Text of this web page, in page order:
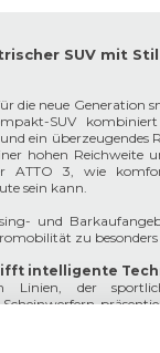
SUV mit
die neue Generation
SUV
ein überzeugendes
hohen Reichweite
ATTO 3, wie
sein kann.
und
zu
intelligente
Linien, der
selbstbewusst. Das
hochwertigen